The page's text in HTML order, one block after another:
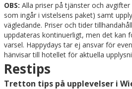
OBS: Alla priser på tjänster och
som ingår i vistelsens paket) samt
vägledande. Priser och tider
uppdateras kontinuerligt, men det kan
varsel. Happydays tar ej ansvar för
hänvisar till hotellet för aktuella
Restips
Tretton tips på upplevelser i